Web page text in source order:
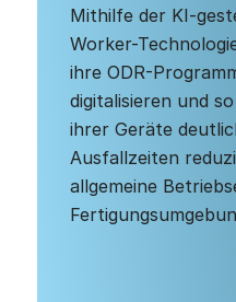
Mithilfe der KI-
Worker-
ihre ODR-
digitalisieren und
ihrer Geräte
Ausfallzeiten
allgemeine